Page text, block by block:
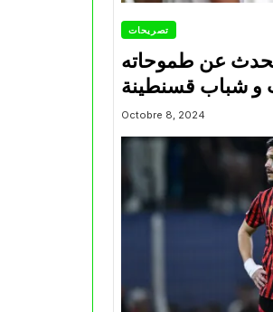
تصريحات
عن طموحاته
و شباب قسنطينة
Octobre 8, 2024